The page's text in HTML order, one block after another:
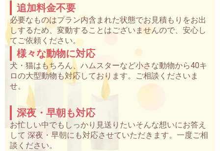
追加料金不要
必要なものはプラン内含まれた状態でお見積もりをお出
しするため、変動することはございませんので、安心し
てご依頼ください。
様々な動物に対応
犬・猫はもちろん、ハムスターなど小さな動物から40キ
ロの大型動物も対応しております。ご相談くださいま
せ。
深夜・早朝も対応
お忙しい中でもしっかり見送りたいそんな想いにお答え
して 深夜・早朝にも対応させていただきます。一度ご相
談ください。